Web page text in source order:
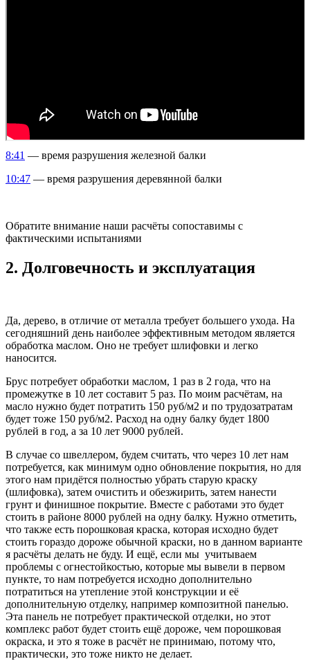
8:41 — время разрушения железной балки
10:47 — время разрушения деревянной балки
Обратите внимание наши расчёты сопоставимы с
фактическими испытаниями
2. Долговечность и эксплуатация
Да, дерево, в отличие от металла требует большего ухода. На
сегодняшний день наиболее эффективным методом является
обработка маслом. Оно не требует шлифовки и легко
наносится.
Брус потребует обработки маслом, 1 раз в 2 года, что на
промежутке в 10 лет составит 5 раз. По моим расчётам, на
масло нужно будет потратить 150 руб/м2 и по трудозатратам
будет тоже 150 руб/м2. Расход на одну балку будет 1800
рублей в год, а за 10 лет 9000 рублей.
В случае со швеллером, будем считать, что через 10 лет нам
потребуется, как минимум одно обновление покрытия, но для
этого нам придётся полностью убрать старую краску
(шлифовка), затем очистить и обезжирить, затем нанести
грунт и финишное покрытие. Вместе с работами это будет
стоить в районе 8000 рублей на одну балку. Нужно отметить,
что также есть порошковая краска, которая исходно будет
стоить гораздо дороже обычной краски, но в данном варианте
я расчёты делать не буду. И ещё, если мы учитываем
проблемы с огнестойкостью, которые мы вывели в первом
пункте, то нам потребуется исходно дополнительно
потратиться на утепление этой конструкции и её
дополнительную отделку, например композитной панелью.
Эта панель не потребует практической отделки, но этот
комплекс работ будет стоить ещё дороже, чем порошковая
окраска, и это я тоже в расчёт не принимаю, потому что,
практически, это тоже никто не делает.